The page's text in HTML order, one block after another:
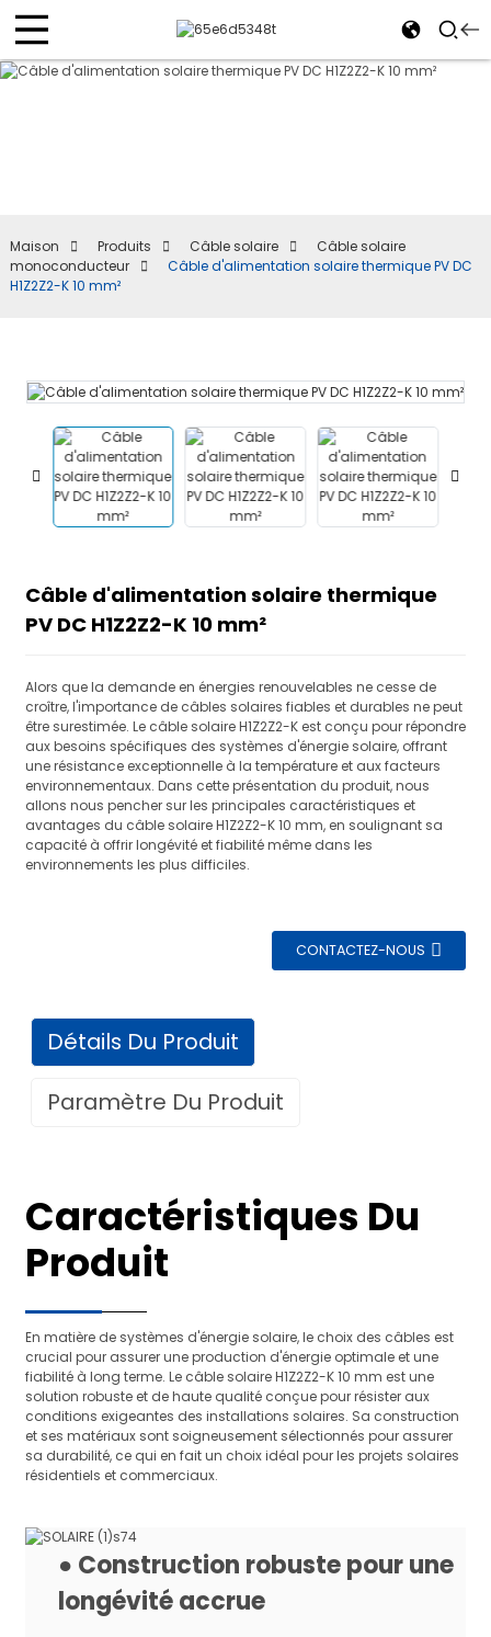
Maison Produits Câble solaire
Câble solaire
monoconducteur
Câble d'alimentation solaire thermique PV DC
H1Z2Z2-K 10 mm²
Câble d'alimentation solaire thermique
PV DC H1Z2Z2-K 10 mm²
Alors que la demande en énergies renouvelables ne cesse de
croître, l'importance de câbles solaires fiables et durables ne peut
être surestimée. Le câble solaire H1Z2Z2-K est conçu pour répondre
aux besoins spécifiques des systèmes d'énergie solaire, offrant
une résistance exceptionnelle à la température et aux facteurs
environnementaux. Dans cette présentation du produit, nous
allons nous pencher sur les principales caractéristiques et
avantages du câble solaire H1Z2Z2-K 10 mm, en soulignant sa
capacité à offrir longévité et fiabilité même dans les
environnements les plus difficiles.
CONTACTEZ-NOUS
Détails Du Produit
Paramètre Du Produit
Caractéristiques Du
Produit
En matière de systèmes d'énergie solaire, le choix des câbles est
crucial pour assurer une production d'énergie optimale et une
fiabilité à long terme. Le câble solaire H1Z2Z2-K 10 mm est une
solution robuste et de haute qualité conçue pour résister aux
conditions exigeantes des installations solaires. Sa construction
et ses matériaux sont soigneusement sélectionnés pour assurer
sa durabilité, ce qui en fait un choix idéal pour les projets solaires
résidentiels et commerciaux.
● Construction robuste pour une
longévité accrue
Utiliser
Pour le système de distribution des
Origine
Chine
Certification
TÜV
Nom du produit
Câble solaire photovoltaïque CC
Couleur
Noir, rouge, marron, gris ou
personnalisé
Nombre de cœurs
Noyau unique
Paquet de transport
Tambour ou roulement